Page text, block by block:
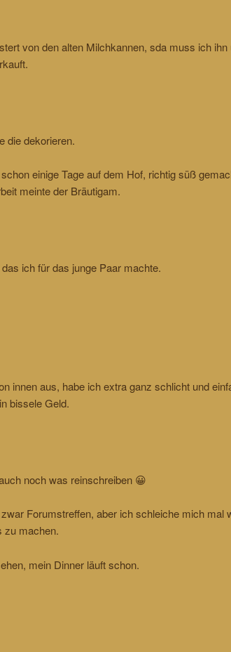
von den alten Milchkannen, sda muss ich ihn
die dekorieren.
einige Tage auf dem Hof, richtig süß
meinte der Bräutigam.
ich für das junge Paar machte.
innen aus, habe ich extra ganz schlicht und
bissele Geld.
noch was reinschreiben 😀
Forumstreffen, aber ich schleiche mich mal
zu machen.
mein Dinner läuft schon.